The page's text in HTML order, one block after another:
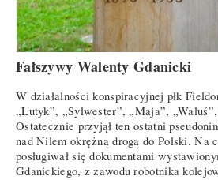
Fałszywy Walenty Gdanicki
W działalności konspiracyjnej płk
„Lutyk”, „Sylwester”, „Maja”,
Ostatecznie przyjął ten ostatni
nad Nilem okrężną drogą do Polski. Na
posługiwał się dokumentami
Gdanickiego, z zawodu robotnika